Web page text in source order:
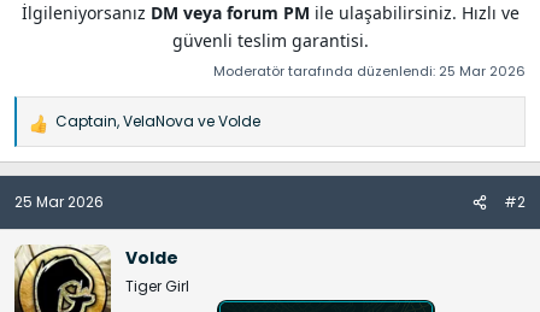
İlgileniyorsanız DM veya forum PM ile ulaşabilirsiniz. Hızlı ve
güvenli teslim garantisi.​
Moderatör tarafında düzenlendi: 25 Mar 2026
İ
a
d
e
l
e
r
Captain,VelaNova veVolde
25 Mar 2026 #2
Volde
Tiger Girl